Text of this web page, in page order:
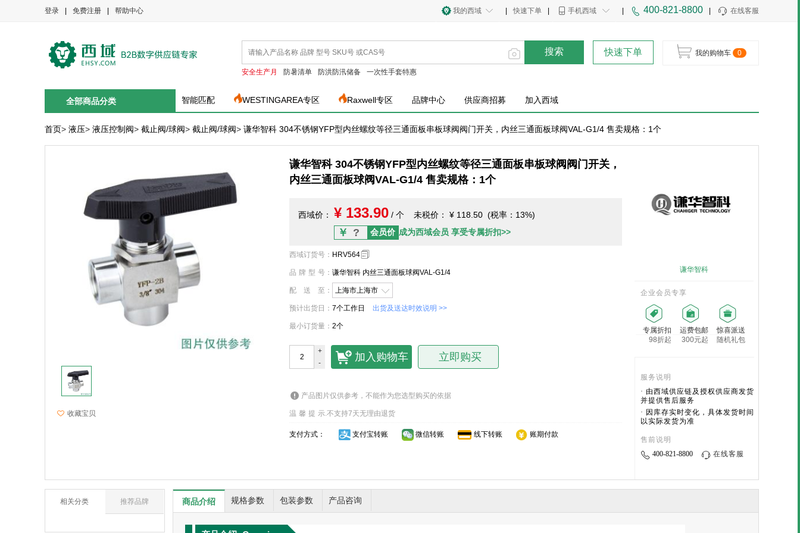
登录 免费注册 帮助中心 在线客服
400-821-8800
手机西域
快速下单
我的西域
搜索
安全生产月 防暑清单 防洪防汛储备 一次性手套特惠
快速下单 我的购物车 0
全部商品分类 智能匹配 WESTINGAREA专区 Raxwell专区 品牌中心 供应商招募 加入西域
首页> 液压> 液压控制阀> 截止阀/球阀> 截止阀/球阀> 谦华智科 304不锈钢YFP型内丝螺纹等径三通面板串板球阀阀门开关，内丝三通面板球阀VAL-G1/4 售卖规格：1个
收藏宝贝
谦华智科 304不锈钢YFP型内丝螺纹等径三通面板串板球阀阀门开关，
内丝三通面板球阀VAL-G1/4 售卖规格：1个
西域价： ¥ 133.90 / 个 未税价： ¥ 118.50 (税率：13%)
￥ ? 会员价 成为西域会员 享受专属折扣>>
西域订货号 ： HRV564
品牌型号 ： 谦华智科 内丝三通面板球阀VAL-G1/4
配送至 ： 上海市上海市
预计出货日 ： 7个工作日 出货及送达时效说明 >>
最小订货量 ： 2个
+
-
加入购物车 立即购买
产品图片仅供参考，不能作为您选型购买的依据
温馨提示.不支持7天无理由退货
支付方式： 支付宝转账 微信转账 线下转账 账期付款
谦华智科
企业会员专享
专属折扣
98折起
运费包邮
300元起
惊喜派送
随机礼包
服务说明
· 由西域供应链及授权供应商发货
并提供售后服务
· 因库存实时变化，具体发货时间
以实际发货为准
售前说明
400-821-8800
在线客服
相关分类 推荐品牌 商品介绍 规格参数 包装参数 产品咨询